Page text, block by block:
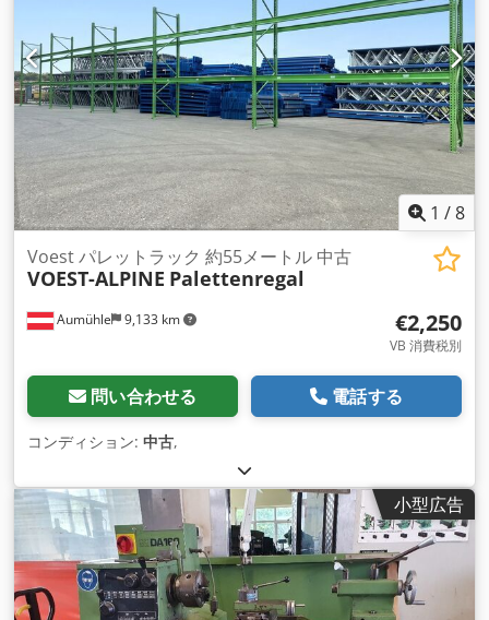
1 /8
Aumühle 9,133 km
Voest パレットラック 約55メートル 中古
VOEST-ALPINE Palettenregal
€2,250
VB 消費税別
問い合わせる 電話する
コンディション: 中古,
小型広告